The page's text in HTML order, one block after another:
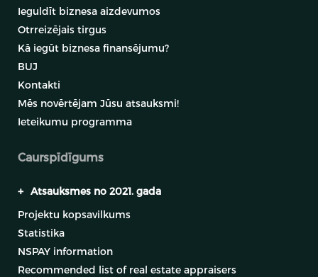
Ieguldīt biznesa aizdevumos
Otrreizējais tirgus
Kā iegūt biznesa finansējumu?
BUJ
Kontakti
Mēs novērtējam Jūsu atsauksmi!
Ieteikumu programma
Caurspīdīgums
+ Atsauksmes no 2021. gada
Projektu kopsavilkums
Statistika
NSPAY information
Recommended list of real estate appraisers